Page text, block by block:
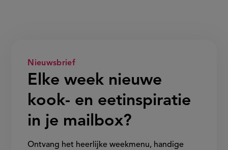
Nieuwsbrief
Elke week nieuwe
kook- en eetinspiratie
in je mailbox?
Ontvang het heerlijke weekmenu, handige